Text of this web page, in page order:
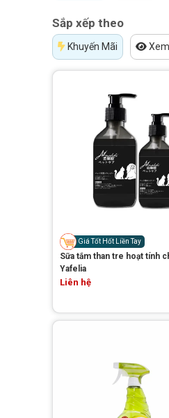
Sắp xếp theo
Khuyến Mãi
Giá Tốt Hốt Liền Tay
Sữa tắm than tre hoạt tính
Yafelia
Liên hệ